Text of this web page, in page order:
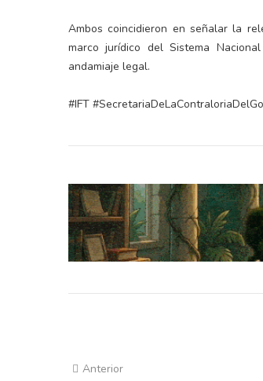
Ambos coincidieron en señalar la
marco jurídico del Sistema
andamiaje legal.
#IFT
Anterior